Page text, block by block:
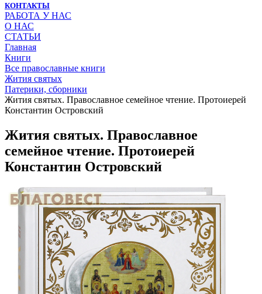
КОНТАКТЫ
РАБОТА У НАС
О НАС
СТАТЬИ
Главная
Книги
Все православные книги
Жития святых
Патерики, сборники
Жития святых. Православное семейное чтение. Протоиерей
Константин Островский
Жития святых. Православное
семейное чтение. Протоиерей
Константин Островский